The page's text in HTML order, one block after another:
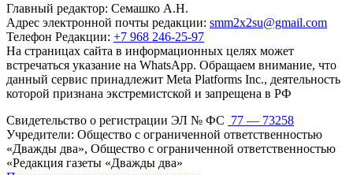
Главный редактор: Семашко А.Н.
Адрес электронной почты редакции: smm2x2su@gmail.com
Телефон Редакции: +7 968 246-25-97
На страницах сайта в информационных целях может
встречаться указание на WhatsApp. Обращаем внимание, что
данный сервис принадлежит Meta Platforms Inc., деятельность
которой признана экстремистской и запрещена в РФ
Свидетельство о регистрации ЭЛ № ФС 77 — 73258
Учредители: Общество с ограниченной ответственностью
«Дважды два», Общество с ограниченной ответственностью
«Редакция газеты «Дважды два»